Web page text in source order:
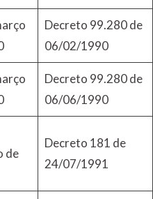
Decreto 99.280 de
06/02/1990
Decreto 99.280 de
06/06/1990
de
Decreto 181 de
24/07/1991